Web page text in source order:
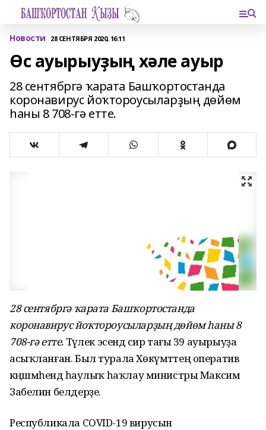
Новости 28 СЕНТЯБРЯ 2020, 16:11
Өс ауырыуҙың хәле ауыр
28 сентябргә ҡарата Башҡортостанда
коронавирус йоҡтороусыларҙың дөйөм
һаны 8 708-гә етте.
28 сентябргә ҡарата Башҡортостанда
коронавирус йоҡтороусыларҙың дөйөм һаны 8
708-гә етте.Тәүлек эсендә сир тағы 39 ауырыуҙа
асыҡланған. Был турала Хөкүмәттең оператив
кәңәшмәһендә һаулыҡ һаҡлау министры Максим
Забелин белдерҙе.
Республикала COVID-19 вирусын